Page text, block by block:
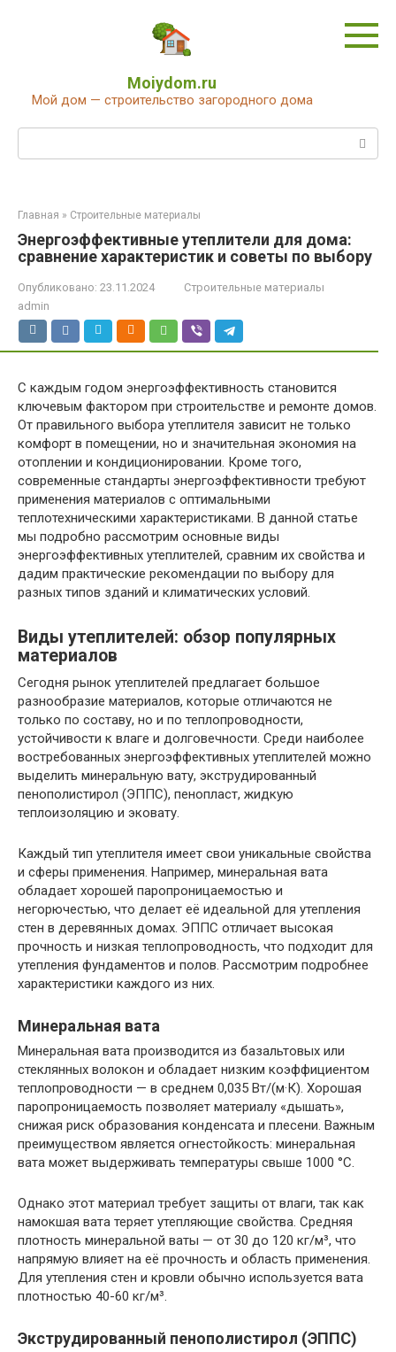
Moiydom.ru
Мой дом — строительство загородного дома
Главная » Строительные материалы
Энергоэффективные утеплители для дома:
сравнение характеристик и советы по выбору
Опубликовано: 23.11.2024
Строительные материалы
admin
С каждым годом энергоэффективность становится
ключевым фактором при строительстве и ремонте домов.
От правильного выбора утеплителя зависит не только
комфорт в помещении, но и значительная экономия на
отоплении и кондиционировании. Кроме того,
современные стандарты энергоэффективности требуют
применения материалов с оптимальными
теплотехническими характеристиками. В данной статье
мы подробно рассмотрим основные виды
энергоэффективных утеплителей, сравним их свойства и
дадим практические рекомендации по выбору для
разных типов зданий и климатических условий.
Виды утеплителей: обзор популярных
материалов
Сегодня рынок утеплителей предлагает большое
разнообразие материалов, которые отличаются не
только по составу, но и по теплопроводности,
устойчивости к влаге и долговечности. Среди наиболее
востребованных энергоэффективных утеплителей можно
выделить минеральную вату, экструдированный
пенополистирол (ЭППС), пенопласт, жидкую
теплоизоляцию и эковату.
Каждый тип утеплителя имеет свои уникальные свойства
и сферы применения. Например, минеральная вата
обладает хорошей паропроницаемостью и
негорючестью, что делает её идеальной для утепления
стен в деревянных домах. ЭППС отличает высокая
прочность и низкая теплопроводность, что подходит для
утепления фундаментов и полов. Рассмотрим подробнее
характеристики каждого из них.
Минеральная вата
Минеральная вата производится из базальтовых или
стеклянных волокон и обладает низким коэффициентом
теплопроводности — в среднем 0,035 Вт/(м·К). Хорошая
паропроницаемость позволяет материалу «дышать»,
снижая риск образования конденсата и плесени. Важным
преимуществом является огнестойкость: минеральная
вата может выдерживать температуры свыше 1000 °C.
Однако этот материал требует защиты от влаги, так как
намокшая вата теряет утепляющие свойства. Средняя
плотность минеральной ваты — от 30 до 120 кг/м³, что
напрямую влияет на её прочность и область применения.
Для утепления стен и кровли обычно используется вата
плотностью 40-60 кг/м³.
Экструдированный пенополистирол (ЭППС)